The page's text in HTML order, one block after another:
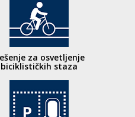
za osvetljenje
biciklističkih staza